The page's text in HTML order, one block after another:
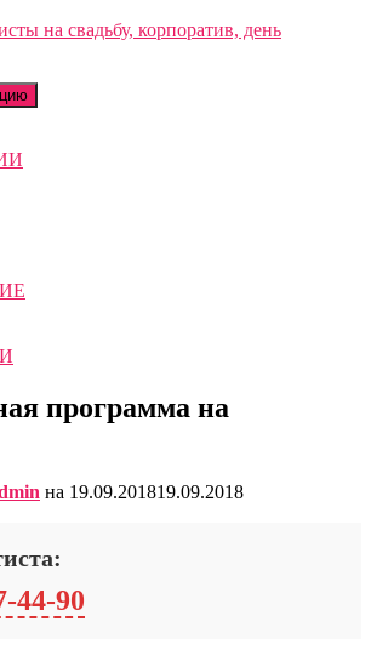
на свадьбу, корпоратив, день
программа на
на 19.09.201819.09.2018
44-90